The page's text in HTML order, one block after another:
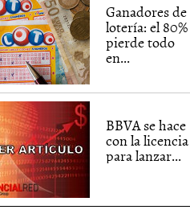
Ganadores de
lotería: el 80%
pierde todo
en...
BBVA se hace
con la licencia
para lanzar...